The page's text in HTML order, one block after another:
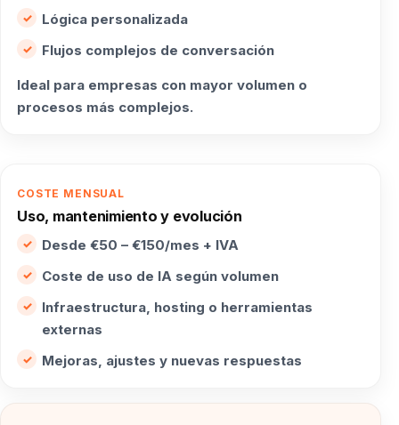
Lógica personalizada
Flujos complejos de conversación
Ideal para empresas con mayor volumen o
procesos más complejos.
COSTE MENSUAL
Uso, mantenimiento y evolución
Desde €50 – €150/mes + IVA
Coste de uso de IA según volumen
Infraestructura, hosting o herramientas
externas
Mejoras, ajustes y nuevas respuestas